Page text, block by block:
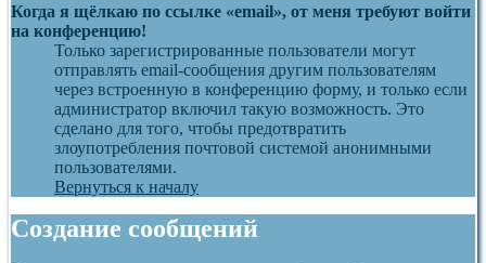
Когда я щёлкаю по ссылке «email», от меня требуют войти
на конференцию!
Только зарегистрированные пользователи могут
отправлять email-сообщения другим пользователям
через встроенную в конференцию форму, и только если
администратор включил такую возможность. Это
сделано для того, чтобы предотвратить
злоупотребления почтовой системой анонимными
пользователями.
Вернуться к началу
Создание сообщений